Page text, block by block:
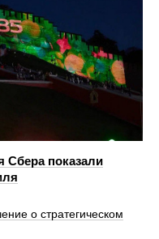
Сбера показали
о стратегическом